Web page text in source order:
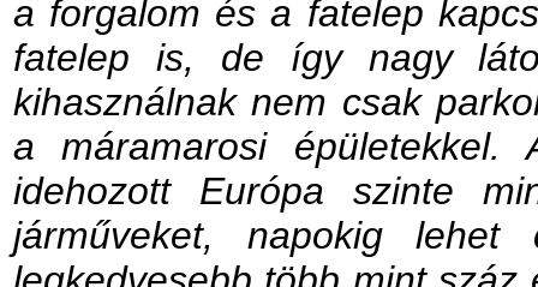
a forgalom és a fatelep
fatelep is, de így nagy
kihasználnak nem csak
a máramarosi épületekkel.
idehozott Európa szinte
járműveket, napokig lehet